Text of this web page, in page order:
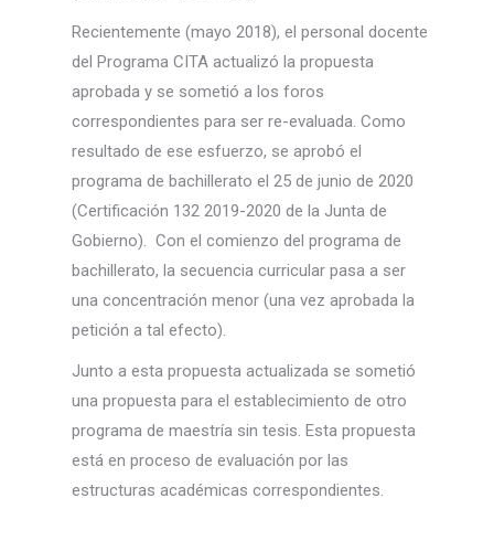
Recientemente (mayo 2018), el personal docente
del Programa CITA actualizó la propuesta
aprobada y se sometió a los foros
correspondientes para ser re-evaluada. Como
resultado de ese esfuerzo, se aprobó el
programa de bachillerato el 25 de junio de 2020
(Certificación 132 2019-2020 de la Junta de
Gobierno). Con el comienzo del programa de
bachillerato, la secuencia curricular pasa a ser
una concentración menor (una vez aprobada la
petición a tal efecto).
Junto a esta propuesta actualizada se sometió
una propuesta para el establecimiento de otro
programa de maestría sin tesis. Esta propuesta
está en proceso de evaluación por las
estructuras académicas correspondientes.